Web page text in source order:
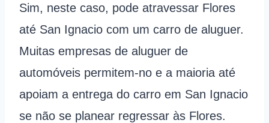
Sim, neste caso, pode atravessar Flores
até San Ignacio com um carro de aluguer.
Muitas empresas de aluguer de
automóveis permitem-no e a maioria até
apoiam a entrega do carro em San Ignacio
se não se planear regressar às Flores.